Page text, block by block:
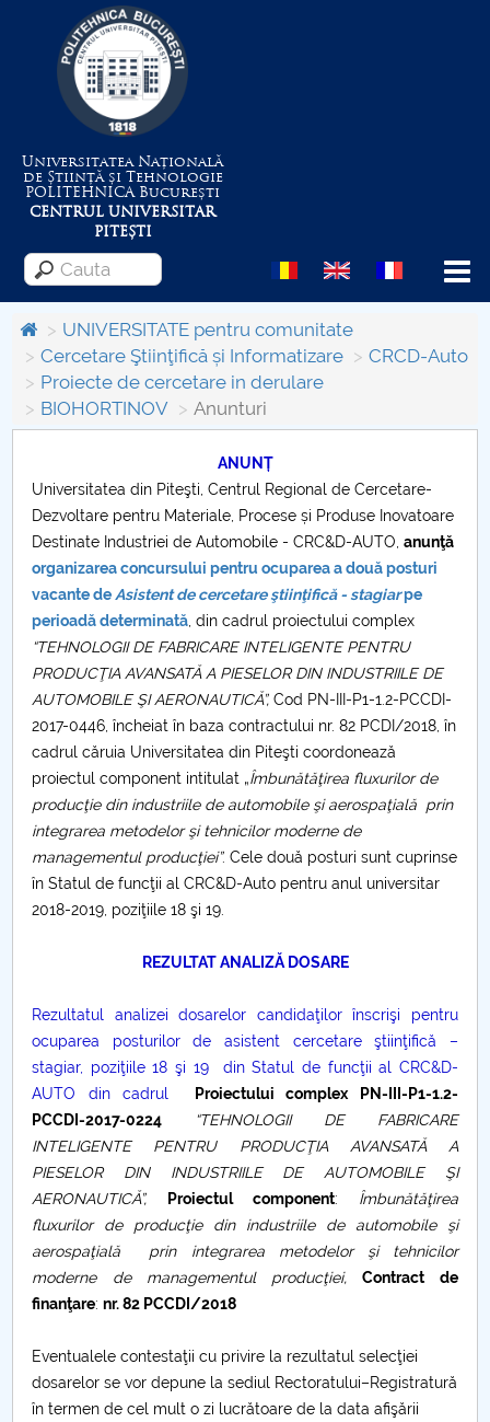
Universitatea Națională
de Știință și Tehnologie
POLITEHNICABucurești
CENTRUL UNIVERSITAR
PITEȘTI
Menu
Despre Universitate
Centrul de Management al Proiectelor
Consiliul de Administratie
Nr. de telefon si adrese Facultăți
Admitere
Români de pretutindeni - ADMITERE
Senat
Facultăți
Studenți
Ghiduri pentru STUDENȚI
Relații Publice
Relații Internaționale
PNRR
Proiect PRIM STUD
Proiect SU-ETIC
Protecția datelor personale
UNIVERSITATE pentru comunitate
IOSUD/CSUD-Doctorate
Comisie de etica unversitară
Evenimente CUP
UNIVERSITATE pentru comunitate
Cercetare Ştiinţifică și Informatizare
CRCD-Auto
Proiecte de cercetare in derulare
BIOHORTINOV
Anunturi
ANUNȚ
Universitatea din Piteşti, Centrul Regional de Cercetare-
Dezvoltare pentru Materiale, Procese și Produse Inovatoare
Destinate Industriei de Automobile - CRC&D-AUTO,anunţă
organizarea concursului pentru ocuparea a două posturi
vacante de Asistent de cercetare ştiinţifică - stagiarpe
perioadă determinată , din cadrul proiectului complex
“TEHNOLOGII DE FABRICARE INTELIGENTE PENTRU
PRODUCŢIA AVANSATĂ A PIESELOR DIN INDUSTRIILE DE
AUTOMOBILE ŞI AERONAUTICĂ”,Cod PN-III-P1-1.2-PCCDI-
2017-0446, încheiat în baza contractului nr. 82 PCDI/2018, în
cadrul căruia Universitatea din Piteşti coordonează
proiectul component intitulat „Îmbunătăţirea fluxurilor de
producţie din industriile de automobile şi aerospaţială prin
integrarea metodelor şi tehnicilor moderne de
managementul producţiei”. Cele două posturi sunt cuprinse
în Statul de funcţii al CRC&D-Auto pentru anul universitar
2018-2019, poziţiile 18 şi 19.
REZULTAT ANALIZĂ DOSARE
Rezultatul analizei dosarelor candidaţilor înscrişi pentru
ocuparea posturilor de asistent cercetare ştiinţifică –
stagiar, poziţiile 18 şi 19 din Statul de funcţii al CRC&D-
AUTO din cadrul
Proiectului complex PN-III-P1-1.2-
PCCDI-2017-0224
“TEHNOLOGII DE FABRICARE
INTELIGENTE PENTRU PRODUCŢIA AVANSATĂ A
PIESELOR DIN INDUSTRIILE DE AUTOMOBILE ŞI
AERONAUTICĂ”,
Proiectul component: Îmbunătăţirea
fluxurilor de producţie din industriile de automobile şi
aerospaţială prin integrarea metodelor şi tehnicilor
moderne de managementul producţiei,Contract de
finanţare:nr. 82 PCCDI/2018
Eventualele contestaţii cu privire la rezultatul selecţiei
dosarelor se vor depune la sediul Rectoratului–Registratură
în termen de cel mult o zi lucrătoare de la data afişării